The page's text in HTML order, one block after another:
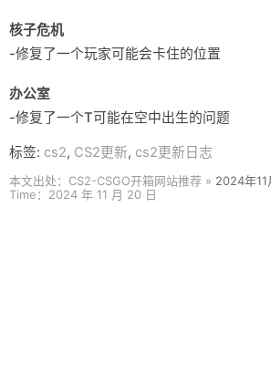
核子危机
-修复了一个玩家可能会卡住的位置
办公室
-修复了一个T可能在空中出生的问题
标签: cs2, CS2更新, cs2更新日志
本文出处：CS2-CSGO开箱网站推荐 » 2024年
Time：2024 年 11 月 20 日